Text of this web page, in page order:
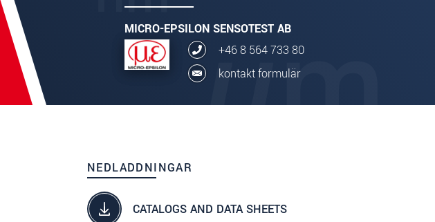
MICRO-EPSILON SENSOTEST AB
+46 8 564 733 80
kontakt formulär
NEDLADDNINGAR
CATALOGS AND DATA SHEETS